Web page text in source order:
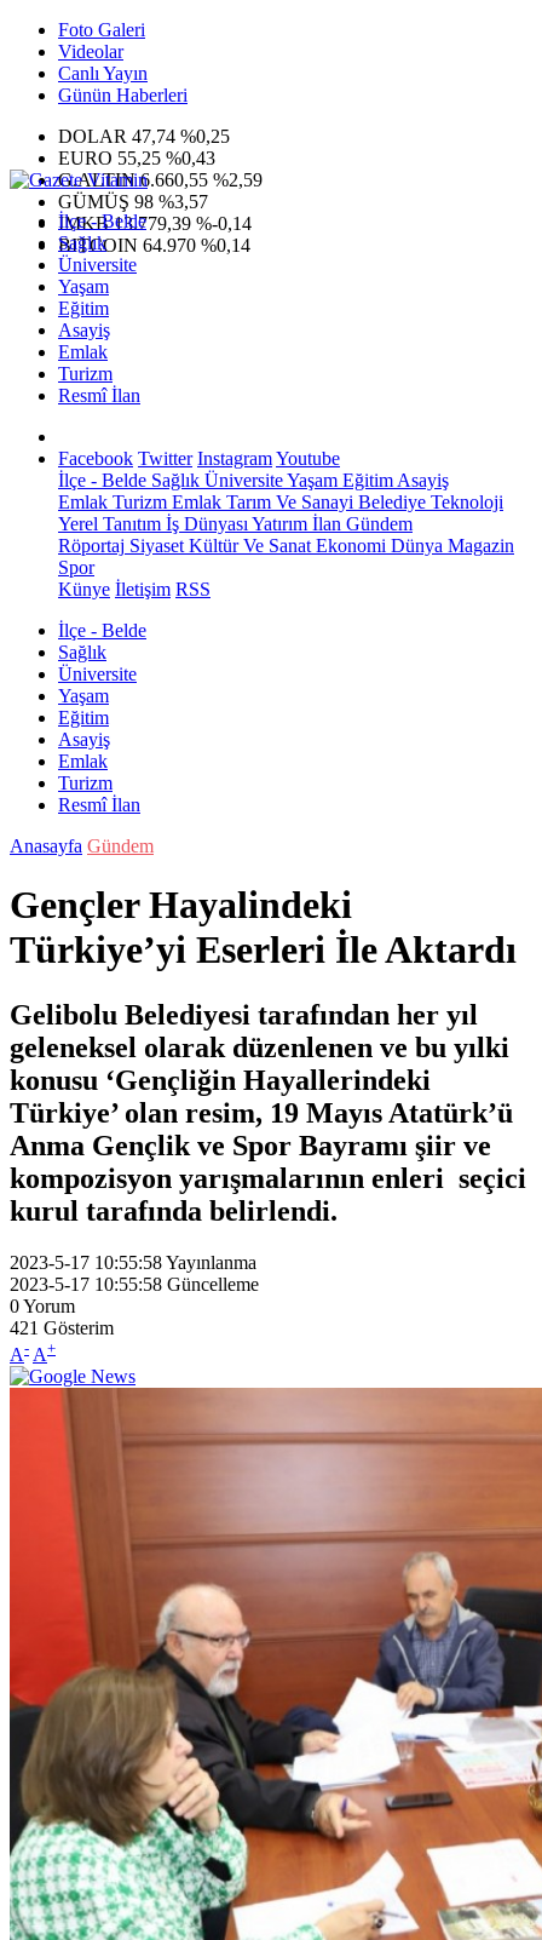
Foto Galeri
Videolar
Canlı Yayın
Günün Haberleri
DOLAR 47,74 %0,25
EURO 55,25 %0,43
G.ALTIN6.660,55 %2,59
GÜMÜŞ 98 %3,57
IMKB13.779,39 %-0,14
BITCOIN 64.970 %0,14
İlçe - Belde
Sağlık
Üniversite
Yaşam
Eğitim
Asayiş
Emlak
Turizm
Resmî İlan
Facebook Twitter InstagramYoutube
İlçe - Belde Sağlık ÜniversiteYaşam Eğitim Asayiş
Emlak Turizm Emlak Tarım Ve Sanayi Belediye Teknoloji
Yerel Tanıtım İş Dünyası Yatırım İlan Gündem
Röportaj Siyaset Kültür Ve Sanat Ekonomi Dünya Magazin
Spor
Künye İletişim RSS
İlçe - Belde
Sağlık
Üniversite
Yaşam
Eğitim
Asayiş
Emlak
Turizm
Resmî İlan
Anasayfa Gündem
Gençler Hayalindeki
Türkiye’yi Eserleri İle Aktardı
Gelibolu Belediyesi tarafından her yıl
geleneksel olarak düzenlenen ve bu yılki
konusu ‘Gençliğin Hayallerindeki
Türkiye’ olan resim, 19 Mayıs Atatürk’ü
Anma Gençlik ve Spor Bayramı şiir ve
kompozisyon yarışmalarının enleri seçici
kurul tarafında belirlendi.
2023-5-17 10:55:58Yayınlanma
2023-5-17 10:55:58 Güncelleme
0Yorum
421 Gösterim
A- A+